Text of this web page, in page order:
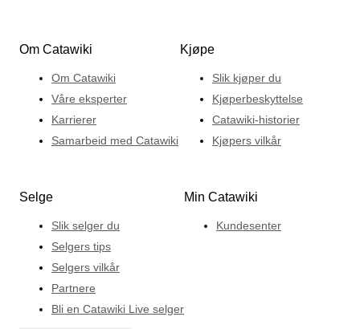
Om Catawiki
Om Catawiki
Våre eksperter
Karrierer
Samarbeid med Catawiki
Kjøpe
Slik kjøper du
Kjøperbeskyttelse
Catawiki-historier
Kjøpers vilkår
Selge
Slik selger du
Selgers tips
Selgers vilkår
Partnere
Bli en Catawiki Live selger
Min Catawiki
Kundesenter